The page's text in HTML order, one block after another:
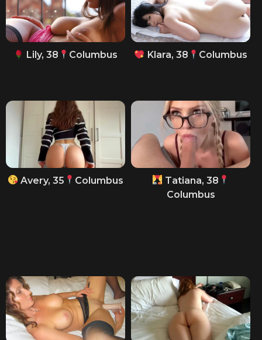
Lily, 38 Columbus Klara, 38 Columbus
Avery, 35 Columbus
Tatiana, 38
Columbus